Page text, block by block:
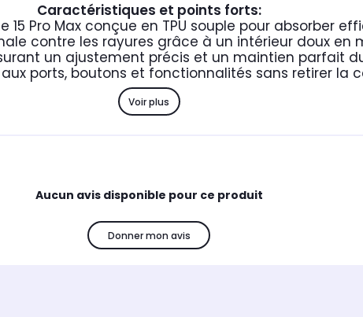
Caractéristiques et points forts:
15 Pro Max conçue en TPU souple pour absorber
contre les rayures grâce à un intérieur doux en
un ajustement précis et un maintien parfait
ports, boutons et fonctionnalités sans retirer la
Voir plus
Aucun avis disponible pour ce produit
Donner mon avis